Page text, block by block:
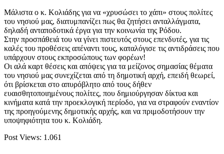
Μάλιστα ο κ. Κολιάδης για να «χρυσώσει το χάπι» στους πολίτες
του νησιού μας, διατυμπανίζει πως θα ζητήσει ανταλλάγματα,
δηλαδή ανταποδοτικά έργα για την κοινωνία της Ρόδου.
Στην προσπάθειά του να γίνει πιστευτός στους επενδυτές, για τις
καλές του προθέσεις απέναντι τους, καταλόγισε τις αντιδράσεις που
υπάρχουν στους εκπροσώπους των φορέων!
Οι αλά καρτ θέσεις και απόψεις για τα μείζονος σημασίας θέματα
του νησιού μας συνεχίζεται από τη δημοτική αρχή, επειδή θεωρεί,
ότι βρίσκεται στο απυρόβλητο από τους δήθεν
ευαισθητοποιημένους πολίτες, που δημιούργησαν δίκτυα και
κινήματα κατά την προεκλογική περίοδο, για να στραφούν εναντίον
της προηγούμενης δημοτικής αρχής, και να πριμοδοτήσουν την
υποψηφιότητα του κ. Κολιάδη.
Post Views: 1.061